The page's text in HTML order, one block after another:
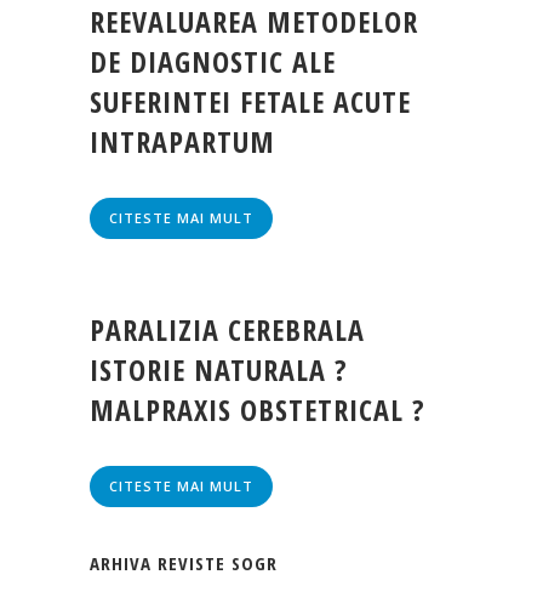
REEVALUAREA METODELOR
DE DIAGNOSTIC ALE
SUFERINTEI FETALE ACUTE
INTRAPARTUM
CITESTE MAI MULT
PARALIZIA CEREBRALA
ISTORIE NATURALA ?
MALPRAXIS OBSTETRICAL ?
CITESTE MAI MULT
ARHIVA REVISTE SOGR